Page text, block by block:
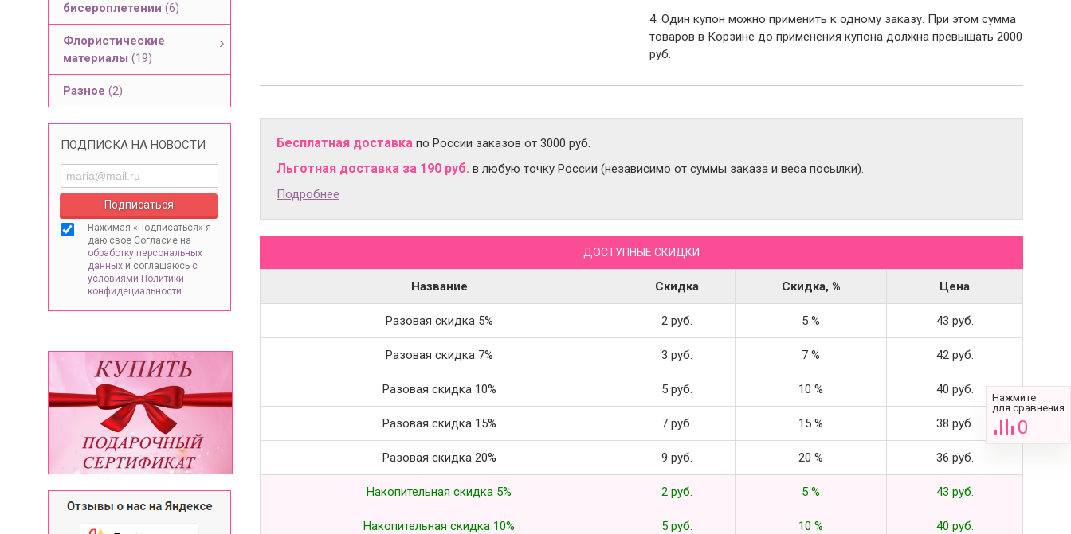
бисероплетении (6)
Флористические
материалы (19)
Разное (2)
ПОДПИСКА НА НОВОСТИ
Нажимая «Подписаться» я
даю свое Согласие на
обработку персональных
данных и соглашаюсь с
условиями Политики
конфидециальности
4. Один купон можно применить к одному заказу. При этом сумма
товаров в Корзине до применения купона должна превышать 2000
руб.
Бесплатная доставка по России заказов от 3000 руб.
Льготная доставка за 190 руб. в любую точку России (независимо от суммы заказа и веса посылки).
Подробнее
ДОСТУПНЫЕ СКИДКИ
Название Скидка Скидка, % Цена
Разовая скидка 5% 2 руб. 5 % 43 руб.
Разовая скидка 7% 3 руб. 7 % 42 руб.
Разовая скидка 10% 5 руб. 10 % 40 руб.
Разовая скидка 15% 7 руб. 15 % 38 руб.
Разовая скидка 20% 9 руб. 20 % 36 руб.
Накопительная скидка 5% 2 руб. 5 % 43 руб.
Накопительная скидка 10% 5 руб. 10 % 40 руб.
Нажмите
для сравнения
0